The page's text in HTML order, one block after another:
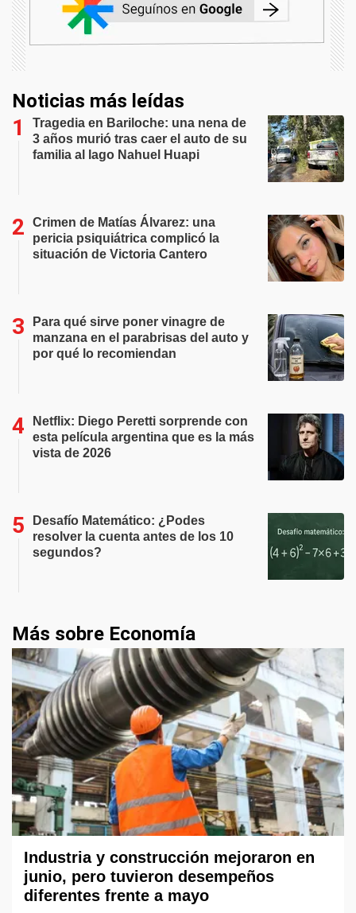
Noticias más leídas
Tragedia en Bariloche: una nena de
3 años murió tras caer el auto de su
familia al lago Nahuel Huapi
Crimen de Matías Álvarez: una
pericia psiquiátrica complicó la
situación de Victoria Cantero
Para qué sirve poner vinagre de
manzana en el parabrisas del auto y
por qué lo recomiendan
Netflix: Diego Peretti sorprende con
esta película argentina que es la más
vista de 2026
Desafío Matemático: ¿Podes
resolver la cuenta antes de los 10
segundos?
Más sobre Economía
Industria y construcción mejoraron en
junio, pero tuvieron desempeños
diferentes frente a mayo